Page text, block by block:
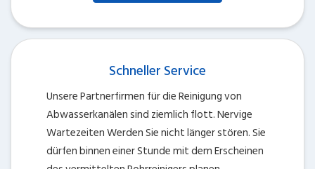
Schneller Service
Unsere Partnerfirmen für die Reinigung von
Abwasserkanälen sind ziemlich flott. Nervige
Wartezeiten Werden Sie nicht länger stören. Sie
dürfen binnen einer Stunde mit dem Erscheinen